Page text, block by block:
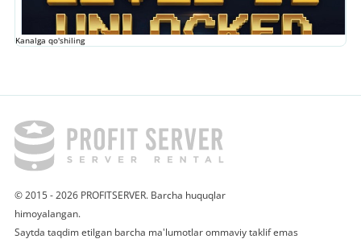
Kanalga qo'shiling
© 2015 - 2026 PROFITSERVER. Barcha huquqlar
himoyalangan.
Saytda taqdim etilgan barcha ma'lumotlar ommaviy taklif emas